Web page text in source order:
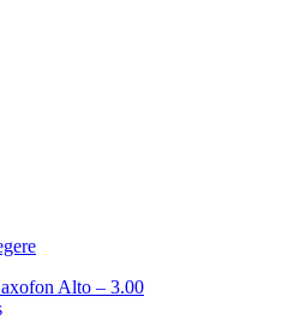
Alto – 3.00